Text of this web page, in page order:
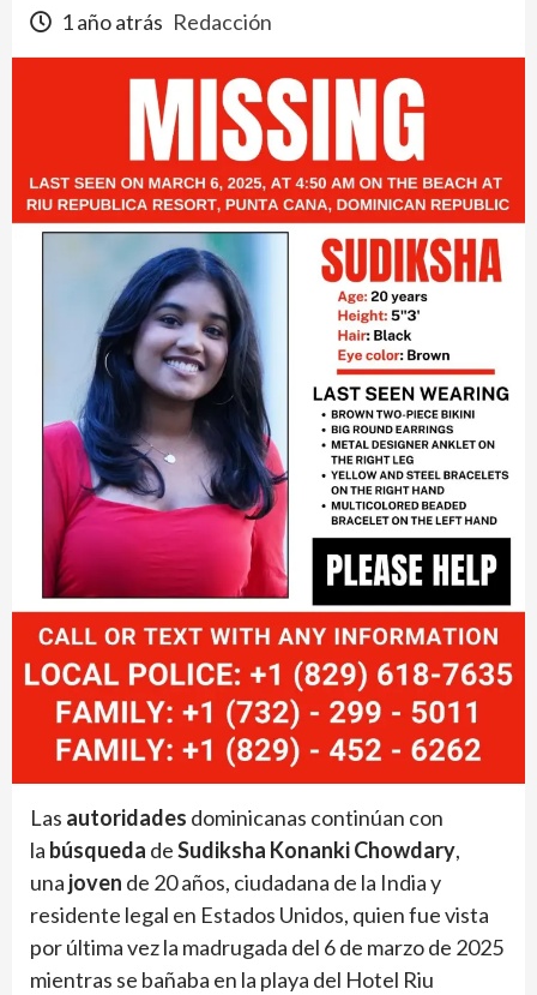
1 año atrás Redacción
Las autoridades dominicanas continúan con
la búsqueda deSudiksha Konanki Chowdary,
una joven de 20 años, ciudadana de la India y
residente legal en Estados Unidos, quien fue vista
por última vez la madrugada del 6 de marzo de 2025
mientras se bañaba en la playa del Hotel Riu